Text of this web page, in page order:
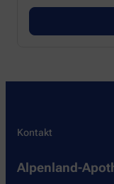
Kontakt
Alpenland-